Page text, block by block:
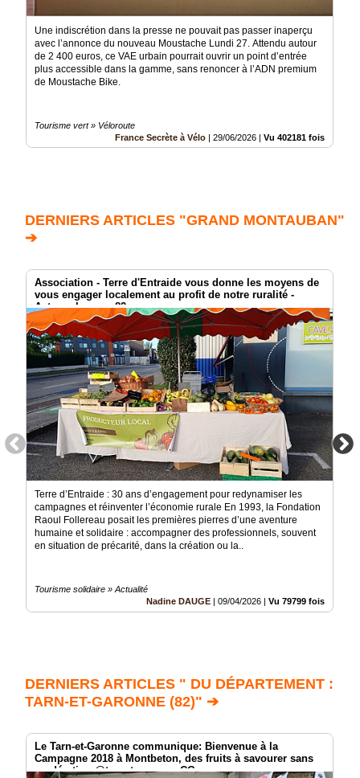
Une indiscrétion dans la presse ne pouvait pas passer inaperçu
avec l’annonce du nouveau Moustache Lundi 27. Attendu autour
de 2 400 euros, ce VAE urbain pourrait ouvrir un point d’entrée
plus accessible dans la gamme, sans renoncer à l’ADN premium
de Moustache Bike.
Tourisme vert » Véloroute
France Secrète à Vélo | 29/06/2026 | Vu 402181 fois
DERNIERS ARTICLES "GRAND MONTAUBAN"
➔
Association - Terre d'Entraide vous donne les moyens de
vous engager localement au profit de notre ruralité -
Acteurs Locaux 82
Terre d’Entraide : 30 ans d’engagement pour redynamiser les
campagnes et réinventer l’économie rurale En 1993, la Fondation
Raoul Follereau posait les premières pierres d’une aventure
humaine et solidaire : accompagner des professionnels, souvent
en situation de précarité, dans la création ou la..
Tourisme solidaire » Actualité
Nadine DAUGE
09/04/2026 Vu 79799 fois
DERNIERS ARTICLES " DU DÉPARTEMENT :
TARN-ET-GARONNE (82)" ➔
Le Tarn-et-Garonne communique: Bienvenue à la
Campagne 2018 à Montbeton, des fruits à savourer sans
modération @tarnetgaronne_CG